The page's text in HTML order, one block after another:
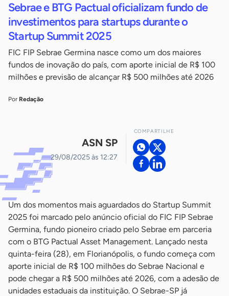
Sebrae e BTG Pactual oficializam fundo de
investimentos para startups durante o
Startup Summit 2025
FIC FIP Sebrae Germina nasce como um dos maiores
fundos de inovação do país, com aporte inicial de R$ 100
milhões e previsão de alcançar R$ 500 milhões até 2026
Por Redação
ASN SP
29/08/2025 às 12:27
COMPARTILHE
Um dos momentos mais aguardados do Startup Summit
2025 foi marcado pelo anúncio oficial do FIC FIP Sebrae
Germina, fundo pioneiro criado pelo Sebrae em parceria
com o BTG Pactual Asset Management. Lançado nesta
quinta-feira (28), em Florianópolis, o fundo começa com
aporte inicial de R$ 100 milhões do Sebrae Nacional e
pode chegar a R$ 500 milhões até 2026, com a adesão de
unidades estaduais da instituição. O Sebrae-SP já